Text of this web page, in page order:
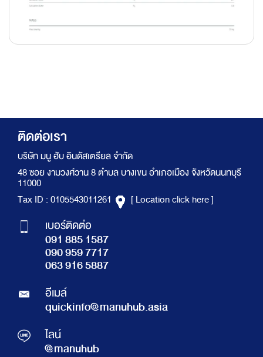
ติดต่อเรา
บริษัท มนู ฮับ อินดัสเตรียล จำกัด
48 ซอย งามวงศ์วาน 8 ตำบล บางเขน อำเภอเมือง จังหวัดนนทบุรี
11000
Tax ID : 0105543011261
[ Location click here ]
เบอร์ติดต่อ
091 885 1587
090 959 7717
063 916 5887
อีเมล์
quickinfo@manuhub.asia
ไลน์
@manuhub